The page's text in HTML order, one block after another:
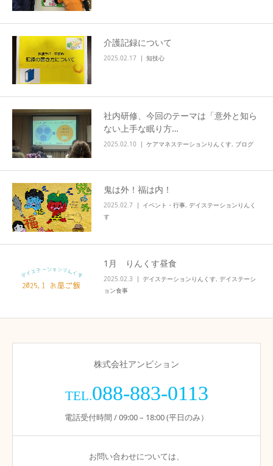
介護記録について
2025.02.17 知技心
社内研修、今回のテーマは「意外と知ら
ない上手な眠り方…
2025.02.10 ケアマネステーションりんくす, ブログ
鬼は外！福は内！
2025.02.7 イベント・行事, デイステーションりんく
す
1月 りんくす昼食
2025.02.3 デイステーションりんくす, デイステーシ
ョン食事
株式会社アンビション
TEL.088-883-0113
電話受付時間 / 09:00 – 18:00 (平日のみ）
お問い合わせについては、